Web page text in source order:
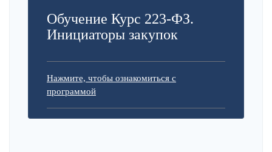
Обучение Курс 223-ФЗ.
Инициаторы закупок
Нажмите, чтобы ознакомиться с
программой